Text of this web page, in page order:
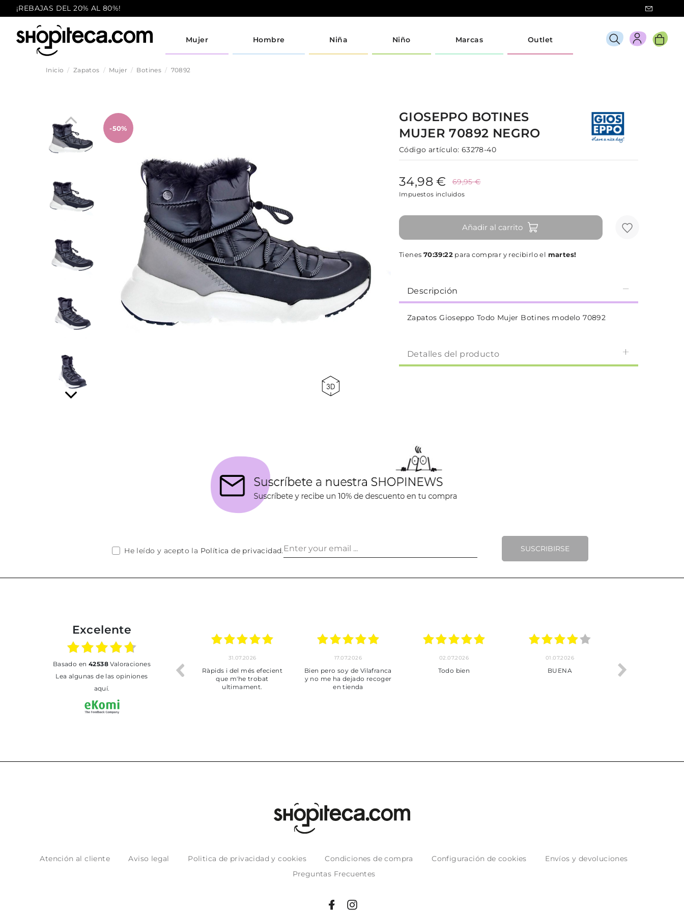
¡REBAJAS DEL 20% AL 80%!
Mujer Hombre Niña Niño Marcas Outlet
Inicio Zapatos Mujer Botines 70892
-50%
GIOSEPPO BOTINES
MUJER70892 NEGRO
Código artículo: 63278-40
34,98 € 69,95 €
Impuestos incluidos
Añadir al carrito
Tienes 70:39:22 para comprar y recibirlo el martes!
Descripción
Zapatos Gioseppo Todo Mujer Botines modelo 70892
Detalles del producto
SUSCRIBIRSE
He leído y acepto la Política de privacidad.
Excelente
basado en 42538Valoraciones
Lea algunas de las opiniones
aquí.
30.06.2026
Tot perfecte
24.06.2026
***
23.06.2026
Pedido hecho, pedido
22.06.2026
Servicio muy completo
Atención al cliente Aviso legal Politica de privacidad y cookies Condiciones de compra Configuración de cookies
Envíos y devoluciones
Preguntas Frecuentes